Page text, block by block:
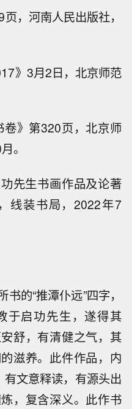
，河南人民出版社，
》3月2日，北京师范
卷》第320页，北京师
。
先生书画作品及论著
线装书局，2022年7
书的“推潭仆远”四字，
于启功先生，遂得其
舒，有清健之气，其
滋养。此件作品，内
有文意释读，有源头出
，复含深义。此作书